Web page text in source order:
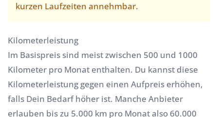
kurzen Laufzeiten annehmbar.
Kilometerleistung
Im Basispreis sind meist zwischen 500 und 1000
Kilometer pro Monat enthalten. Du kannst diese
Kilometerleistung gegen einen Aufpreis erhöhen,
falls Dein Bedarf höher ist. Manche Anbieter
erlauben bis zu 5.000 km pro Monat also 60.000